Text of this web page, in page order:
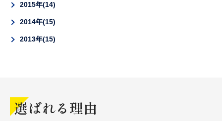
2015年 14
2014年 15
2013年 15
選ばれる理由